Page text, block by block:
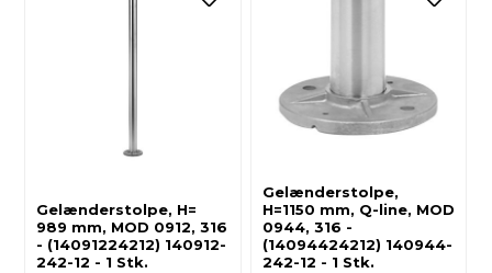
Gelænderstolpe, H=
989 mm, MOD 0912, 316
- (14091224212) 140912-
242-12 - 1 Stk.
Gelænderstolpe,
H=1150 mm, Q-line, MOD
0944, 316 -
(14094424212) 140944-
242-12 - 1 Stk.